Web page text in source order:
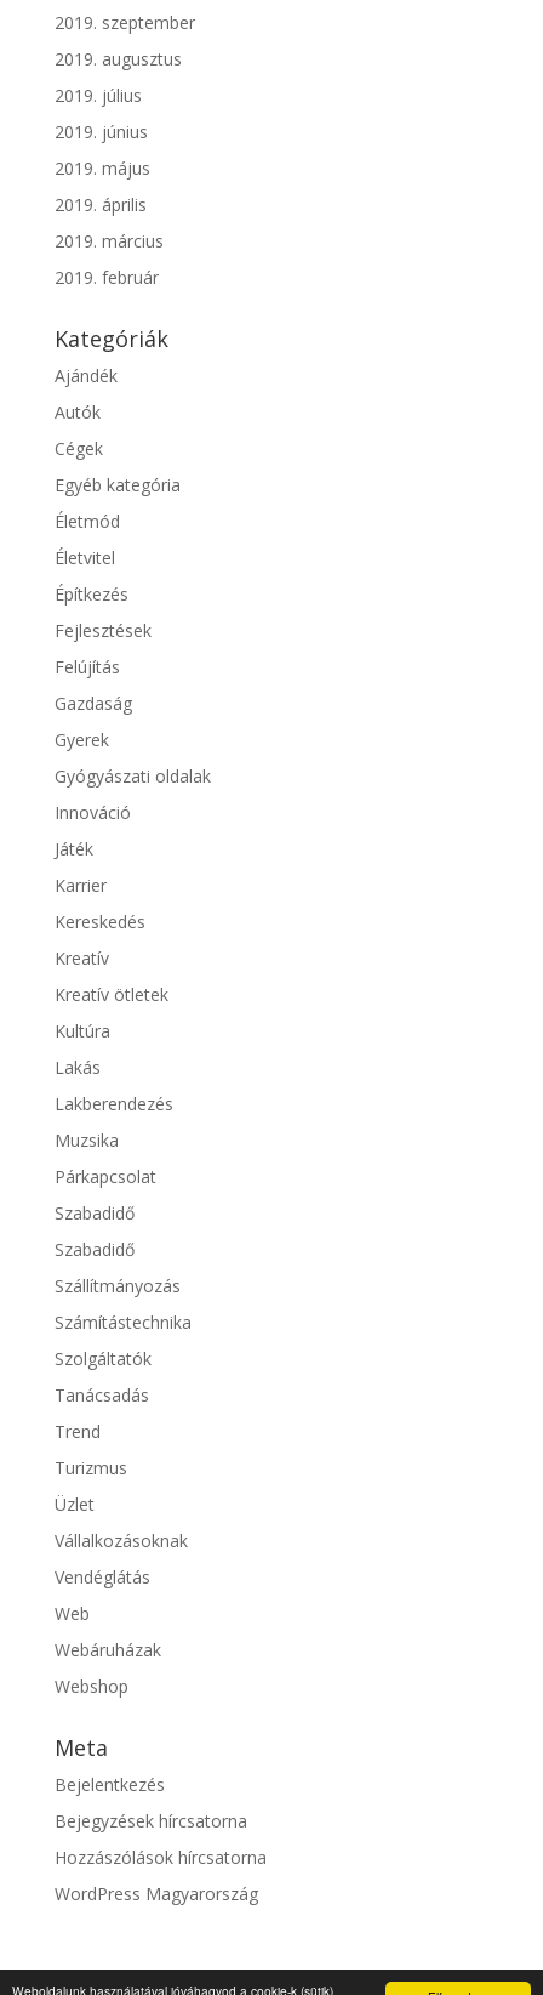
Weboldalunk használatával jóváhagyod a cookie-k (sütik)
2019. szeptember
2019. augusztus
2019. július
2019. június
2019. május
2019. április
2019. március
2019. február
Kategóriák
Ajándék
Autók
Cégek
Egyéb kategória
Életmód
Életvitel
Építkezés
Fejlesztések
Felújítás
Gazdaság
Gyerek
Gyógyászati oldalak
Innováció
Játék
Karrier
Kereskedés
Kreatív
Kreatív ötletek
Kultúra
Lakás
Lakberendezés
Muzsika
Párkapcsolat
Szabadidő
Szabadidő
Szállítmányozás
Számítástechnika
Szolgáltatók
Tanácsadás
Trend
Turizmus
Üzlet
Vállalkozásoknak
Vendéglátás
Web
Webáruházak
Webshop
Meta
Bejelentkezés
Bejegyzések hírcsatorna
Hozzászólások hírcsatorna
WordPress Magyarország